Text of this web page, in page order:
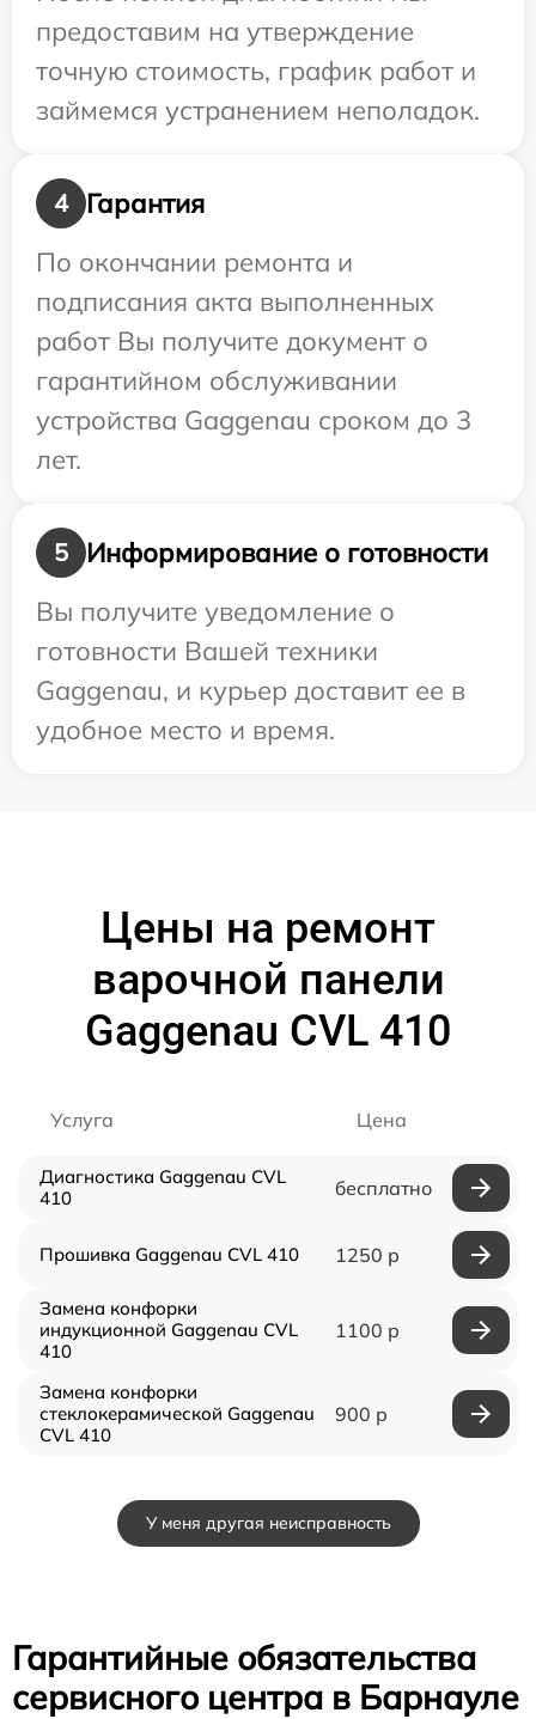
предоставим на утверждение
точную стоимость, график работ и
займемся устранением неполадок.
4
Гарантия
По окончании ремонта и
подписания акта выполненных
работ Вы получите документ о
гарантийном обслуживании
устройства Gaggenau сроком до 3
лет.
5
Информирование о готовности
Вы получите уведомление о
готовности Вашей техники
Gaggenau, и курьер доставит ее в
удобное место и время.
Цены на ремонт
варочной панели
Gaggenau CVL 410
Услуга Цена
Диагностика Gaggenau CVL
410
бесплатно
Прошивка Gaggenau CVL 410 1250 р
Замена конфорки
индукционной Gaggenau CVL
410
1100 р
Замена конфорки
стеклокерамической Gaggenau
CVL 410
900 р
У меня другая неисправность
Гарантийные обязательства
сервисного центра в Барнауле